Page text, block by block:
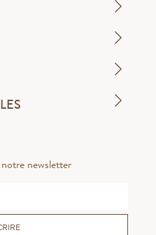
newsletter